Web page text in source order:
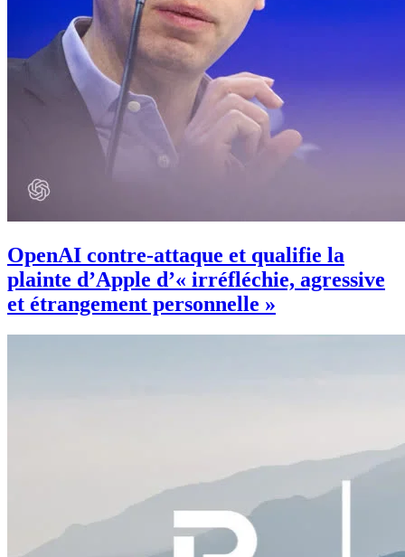
OpenAI contre-attaque et qualifie la
plainte d’Apple d’« irréfléchie, agressive
et étrangement personnelle »